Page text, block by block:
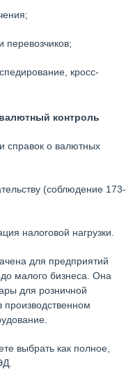
перевозчиков;
кросс-
контроль
справок о валютных
(соблюдение 173-
налоговой нагрузки.
для предприятий
малого бизнеса. Она
для розничной
производственном
выбрать как полное,